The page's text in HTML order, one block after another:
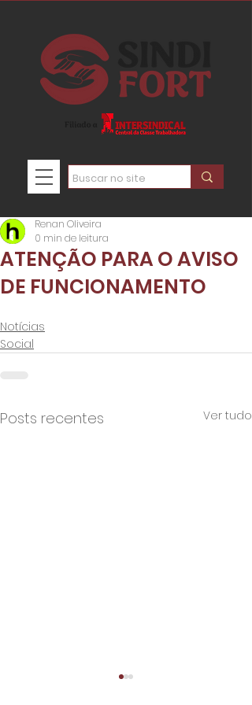
ATENÇÃO PARA O AVISO
DE FUNCIONAMENTO
Renan Oliveira
0 min de leitura
Notícias
Social
Posts recentes Ver tudo